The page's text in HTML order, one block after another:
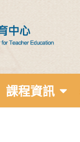
課程資訊